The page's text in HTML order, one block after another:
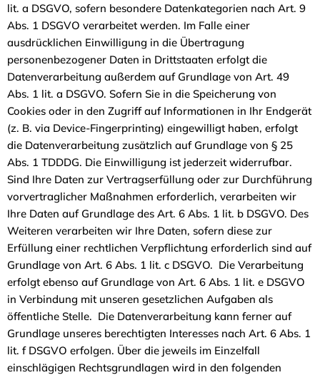
lit. a DSGVO, sofern besondere Datenkategorien nach Art. 9
Abs. 1 DSGVO verarbeitet werden. Im Falle einer
ausdrücklichen Einwilligung in die Übertragung
personenbezogener Daten in Drittstaaten erfolgt die
Datenverarbeitung außerdem auf Grundlage von Art. 49
Abs. 1 lit. a DSGVO. Sofern Sie in die Speicherung von
Cookies oder in den Zugriff auf Informationen in Ihr Endgerät
(z. B. via Device-Fingerprinting) eingewilligt haben, erfolgt
die Datenverarbeitung zusätzlich auf Grundlage von § 25
Abs. 1 TDDDG. Die Einwilligung ist jederzeit widerrufbar.
Sind Ihre Daten zur Vertragserfüllung oder zur Durchführung
vorvertraglicher Maßnahmen erforderlich, verarbeiten wir
Ihre Daten auf Grundlage des Art. 6 Abs. 1 lit. b DSGVO. Des
Weiteren verarbeiten wir Ihre Daten, sofern diese zur
Erfüllung einer rechtlichen Verpflichtung erforderlich sind auf
Grundlage von Art. 6 Abs. 1 lit. c DSGVO. Die Verarbeitung
erfolgt ebenso auf Grundlage von Art. 6 Abs. 1 lit. e DSGVO
in Verbindung mit unseren gesetzlichen Aufgaben als
öffentliche Stelle. Die Datenverarbeitung kann ferner auf
Grundlage unseres berechtigten Interesses nach Art. 6 Abs. 1
lit. f DSGVO erfolgen. Über die jeweils im Einzelfall
einschlägigen Rechtsgrundlagen wird in den folgenden